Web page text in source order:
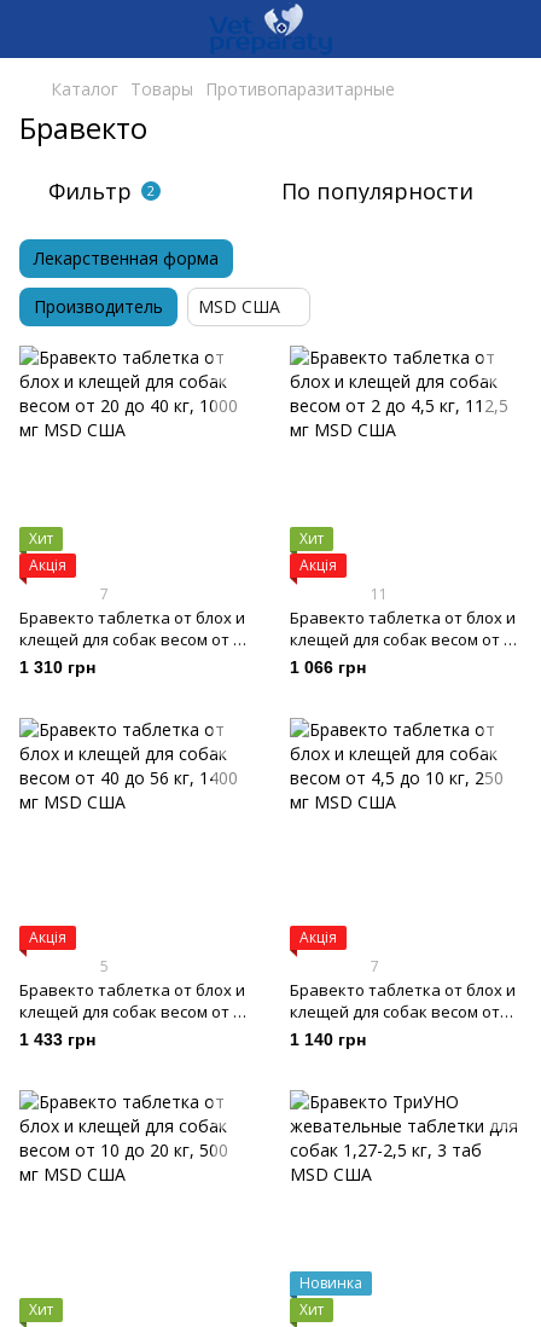
Каталог Товары Противопаразитарные
Бравекто
Фильтр 2 По популярности
Лекарственная форма
Производитель MSD США
Хит
Акція
7
Бравекто таблетка от блох и
клещей для собак весом от 20
до 40 кг, 1000 мг
1 310 грн
Хит
Акція
11
Бравекто таблетка от блох и
клещей для собак весом от 2
до 4,5 кг, 112,5 мг
1 066 грн
Акція
5
Бравекто таблетка от блох и
клещей для собак весом от 40
до 56 кг, 1400 мг
1 433 грн
Акція
7
Бравекто таблетка от блох и
клещей для собак весом от
4,5 до 10 кг, 250 мг
1 140 грн
Хит
Новинка
Хит